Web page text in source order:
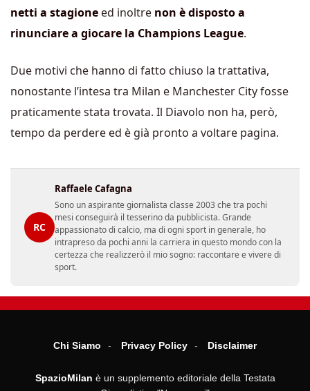
netti a stagione ed inoltre non è disposto a
rinunciare a giocare la Champions League.
Due motivi che hanno di fatto chiuso la trattativa,
nonostante l’intesa tra Milan e Manchester City fosse
praticamente stata trovata. Il Diavolo non ha, però,
tempo da perdere ed è già pronto a voltare pagina.
RC
Raffaele Cafagna
Sono un aspirante giornalista classe 2003 che tra pochi
mesi conseguirà il tesserino da pubblicista. Grande
appassionato di calcio, ma di ogni sport in generale, ho
intrapreso da pochi anni la carriera in questo mondo con la
certezza che realizzerò il mio sogno: raccontare e vivere di
sport.
Chi Siamo Privacy Policy Disclaimer
SpazioMilan è un supplemento editoriale della Testata